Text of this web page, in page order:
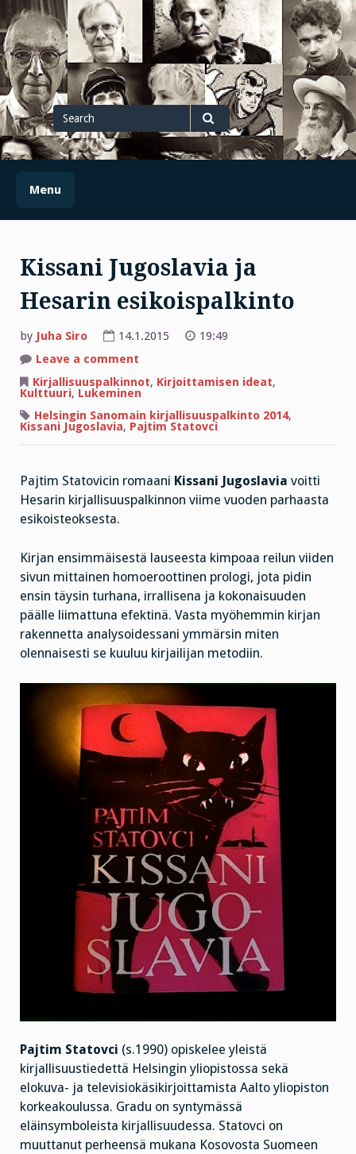
Skip
to
content
Search
for
Search
Menu
Kissani Jugoslavia ja
Hesarin esikoispalkinto
by Juha Siro 14.1.2015
19:49
Leave a comment
Jugoslavia
ja
esikoispalkinto
Kirjallisuuspalkinnot, Kirjoittamisen ideat,
Kulttuuri, Lukeminen
Helsingin Sanomain kirjallisuuspalkinto 2014,
Kissani Jugoslavia, Pajtim Statovci
Pajtim Statovicin romaani Kissani Jugoslavia voitti
Hesarin kirjallisuuspalkinnon viime vuoden parhaasta
esikoisteoksesta.
Kirjan ensimmäisestä lauseesta kimpoaa reilun viiden
sivun mittainen homoeroottinen prologi, jota pidin
ensin täysin turhana, irrallisena ja kokonaisuuden
päälle liimattuna efektinä. Vasta myöhemmin kirjan
rakennetta analysoidessani ymmärsin miten
olennaisesti se kuuluu kirjailijan metodiin.
Pajtim Statovci (s.1990) opiskelee yleistä
kirjallisuustiedettä Helsingin yliopistossa sekä
elokuva- ja televisiokäsikirjoittamista Aalto yliopiston
korkeakoulussa. Gradu on syntymässä
eläinsymboleista kirjallisuudessa. Statovci on
muuttanut perheensä mukana Kosovosta Suomeen